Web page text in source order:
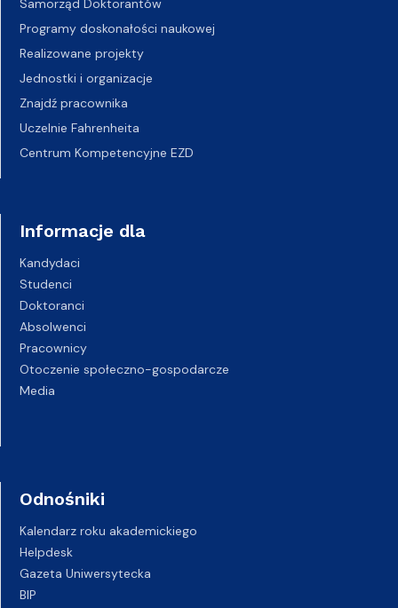
Samorząd Doktorantów
Programy doskonałości naukowej
Realizowane projekty
Jednostki i organizacje
Znajdź pracownika
Uczelnie Fahrenheita
Centrum Kompetencyjne EZD
Informacje dla
Kandydaci
Studenci
Doktoranci
Absolwenci
Pracownicy
Otoczenie społeczno-gospodarcze
Media
Odnośniki
Kalendarz roku akademickiego
Helpdesk
Gazeta Uniwersytecka
BIP